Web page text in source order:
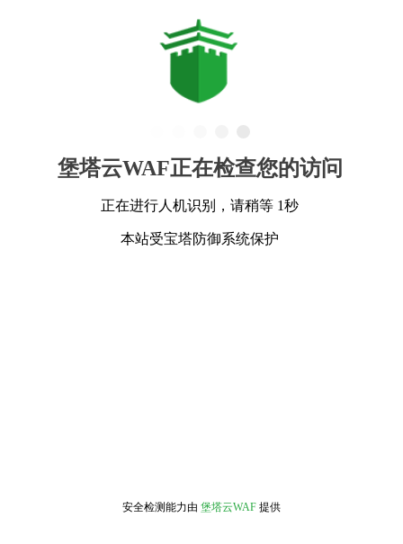
堡塔云WAF正在检查您的访问
正在进行人机识别，请稍等 1秒
本站受宝塔防御系统保护
安全检测能力由 堡塔云WAF 提供